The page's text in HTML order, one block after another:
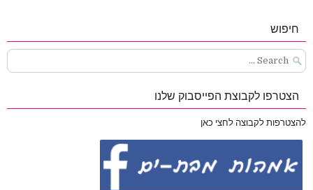
חיפוש
Search
for:
הצטרפו לקבוצת הפייסבוק שלנו
להצטרפות לקבוצה לחצי כאן